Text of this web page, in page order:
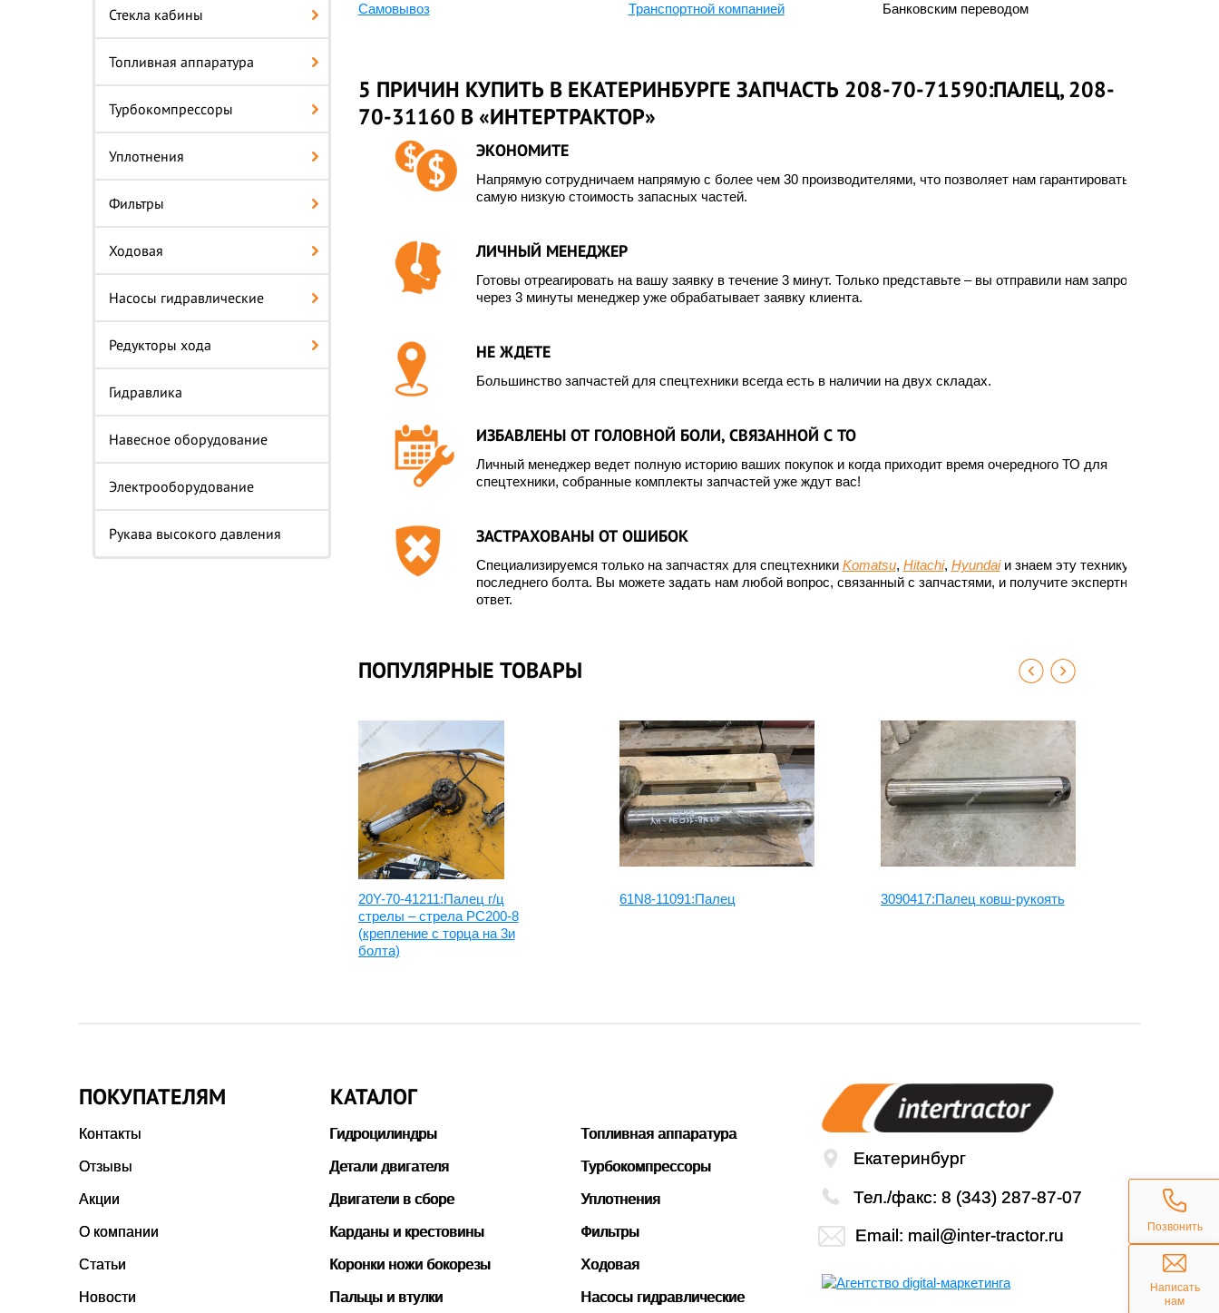
Стекла кабины
Топливная аппаратура
Турбокомпрессоры
Уплотнения
Фильтры
Ходовая
Насосы гидравлические
Редукторы хода
Гидравлика
Навесное оборудование
Электрооборудование
Рукава высокого давления
Самовывоз
Транспортной компанией
Банковским переводом
5 ПРИЧИН КУПИТЬ В ЕКАТЕРИНБУРГЕ ЗАПЧАСТЬ 208-70-71590:ПАЛЕЦ, 208-
70-31160 В «ИНТЕРТРАКТОР»
ЭКОНОМИТЕ
Напрямую сотрудничаем напрямую с более чем 30 производителями, что позволяет нам гарантировать
самую низкую стоимость запасных частей.
ЛИЧНЫЙ МЕНЕДЖЕР
Готовы отреагировать на вашу заявку в течение 3 минут. Только представьте – вы отправили нам запрос, а
через 3 минуты менеджер уже обрабатывает заявку клиента.
НЕ ЖДЕТЕ
Большинство запчастей для спецтехники всегда есть в наличии на двух складах.
ИЗБАВЛЕНЫ ОТ ГОЛОВНОЙ БОЛИ, СВЯЗАННОЙ С ТО
Личный менеджер ведет полную историю ваших покупок и когда приходит время очередного ТО для
спецтехники, собранные комплекты запчастей уже ждут вас!
ЗАСТРАХОВАНЫ ОТ ОШИБОК
Специализируемся только на запчастях для спецтехники Komatsu, Hitachi, Hyundaiи знаем эту технику до
последнего болта. Вы можете задать нам любой вопрос, связанный с запчастями, и получите экспертный
ответ.
ПОПУЛЯРНЫЕ ТОВАРЫ
20Y-70-41211:Палец г/ц
стрелы – стрела PC200-8
(крепление с торца на 3и
болта)
61N8-11091:Палец 3090417:Палец ковш-рукоять
ПОКУПАТЕЛЯМ
Контакты
Отзывы
Акции
О компании
Статьи
Новости
КАТАЛОГ
Гидроцилиндры
Детали двигателя
Двигатели в сборе
Карданы и крестовины
Коронки ножи бокорезы
Пальцы и втулки
Топливная аппаратура
Турбокомпрессоры
Уплотнения
Фильтры
Ходовая
Насосы гидравлические
Екатеринбург
Тел./факс: 8 (343) 287-87-07
Email: mail@inter-tractor.ru Позвонить
Написать
нам